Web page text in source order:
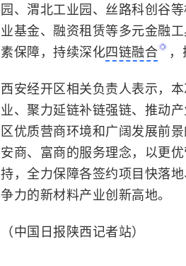
园、渭北工业园、丝路科创谷
业基金、 融资租赁等多元金融
素保障，持续深化四链融合
西安经开区相关负责人表示，
业、聚力延链补链强链、推动
区优质营商环境和广阔发展前
安商、富商的服务理念，以更
持，全力保障各签约项目快落
争力的新材料产业创新高地。
（中国日报陕西记者站）